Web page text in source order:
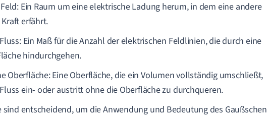
Ein Raum um eine elektrische Ladung herum, in dem eine andere
erfährt.
Ein Maß für die Anzahl der elektrischen Feldlinien, die durch eine
hindurchgehen.
Oberfläche: Eine Oberfläche, die ein Volumen vollständig umschließt,
ein- oder austritt ohne die Oberfläche zu durchqueren.
sind entscheidend, um die Anwendung und Bedeutung des Gaußschen